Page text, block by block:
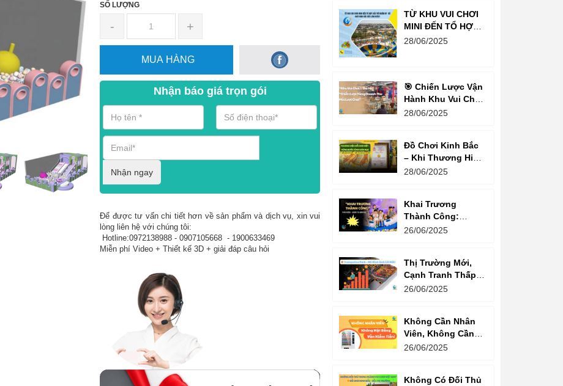
SỐ LƯỢNG
- +
MUA HÀNG
Nhận báo giá trọn gói
Nhận ngay
Để được tư vấn chi tiết hơn về sản phẩm và dịch vụ, xin vui
lòng liên hệ với chúng tôi:
Hotline:0972138988 - 0907105668 - 1900633469
Miễn phí Video + Thiết kế 3D + giải đáp câu hỏi
TỪ KHU VUI CHƠI
MINI ĐẾN TỔ HỢP
GIẢI TRÍ NGHÌN M²
28/06/2025
🎯 Chiến Lược Vận
Hành Khu Vui Chơi
3 Thế Hệ – Tối Đa
28/06/2025
Đồ Chơi Kinh Bắc
– Khi Thương Hiệu
Vững Mạnh Bắt
28/06/2025
Khai Trương
Thành Công:
Khách Nườm
Quyết Là Gì?
26/06/2025
Thị Trường Mới,
Cạnh Tranh Thấp –
Trampoline Park Là
26/06/2025
Không Cần Nhân
Viên, Không Cần
Cửa Hàng – Chỉ
26/06/2025
Không Có Đối Thủ